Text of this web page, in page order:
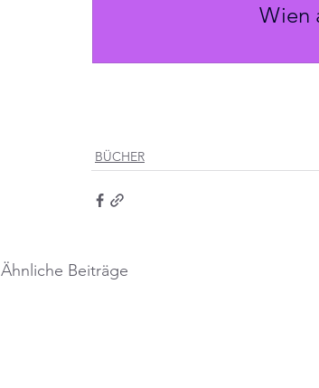
Wien
BÜCHER
Ähnliche Beiträge